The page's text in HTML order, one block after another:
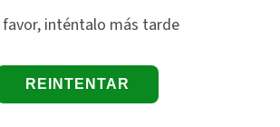
favor, inténtalo más tarde
REINTENTAR